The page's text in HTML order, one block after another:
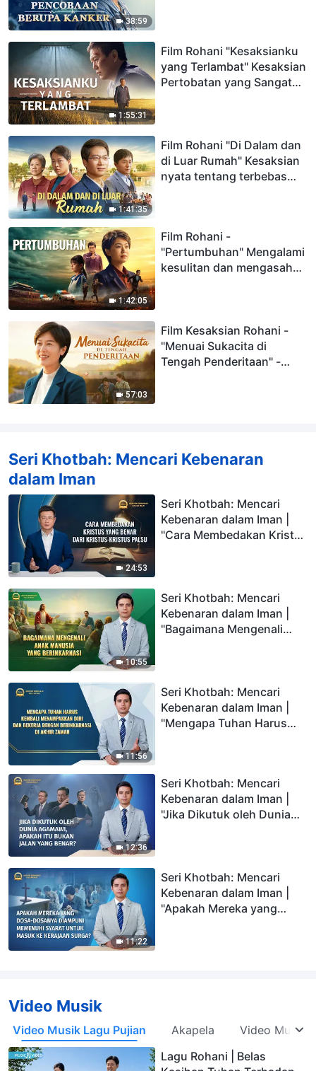
38:59
1:55:31
Film Rohani "Kesaksianku
yang Terlambat" Kesaksian
Pertobatan yang Sangat
1:41:35
Film Rohani "Di Dalam dan
di Luar Rumah" Kesaksian
nyata tentang terbebas
1:42:05
Film Rohani -
"Pertumbuhan" Mengalami
kesulitan dan mengasah
57:03
Film Kesaksian Rohani -
"Menuai Sukacita di
Tengah Penderitaan" -
Seri Khotbah: Mencari Kebenaran
dalam Iman
24:53
Seri Khotbah: Mencari
Kebenaran dalam Iman |
"Cara Membedakan Kristus
10:55
Seri Khotbah: Mencari
Kebenaran dalam Iman |
"Bagaimana Mengenali
11:56
Seri Khotbah: Mencari
Kebenaran dalam Iman |
"Mengapa Tuhan Harus
Zaman"
12:36
Seri Khotbah: Mencari
Kebenaran dalam Iman |
"Jika Dikutuk oleh Dunia
11:22
Seri Khotbah: Mencari
Kebenaran dalam Iman |
"Apakah Mereka yang
Video Musik
Video Musik Lagu Pujian Akapela
Video Musik
Lagu Rohani | Belas